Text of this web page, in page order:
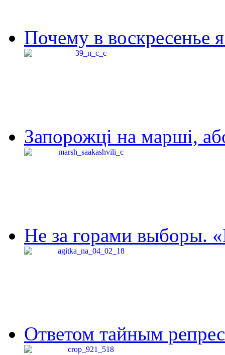
Почему в воскресенье
Запорожці на марші,
Не за горами выборы.
Ответом тайным